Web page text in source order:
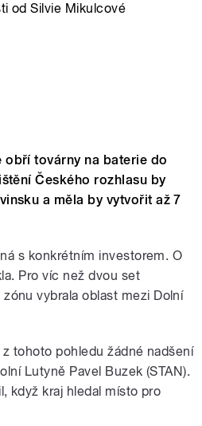
od Silvie Mikulcové
obří továrny na baterie do
Českého rozhlasu by
a měla by vytvořit až 7
s konkrétním investorem. O
Pro víc než dvou set
vybrala oblast mezi Dolní
tohoto pohledu žádné nadšení
Lutyně Pavel Buzek (STAN).
když kraj hledal místo pro